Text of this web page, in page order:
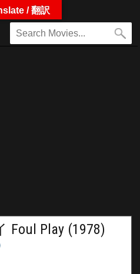
Play (1978)
/ 翻訳